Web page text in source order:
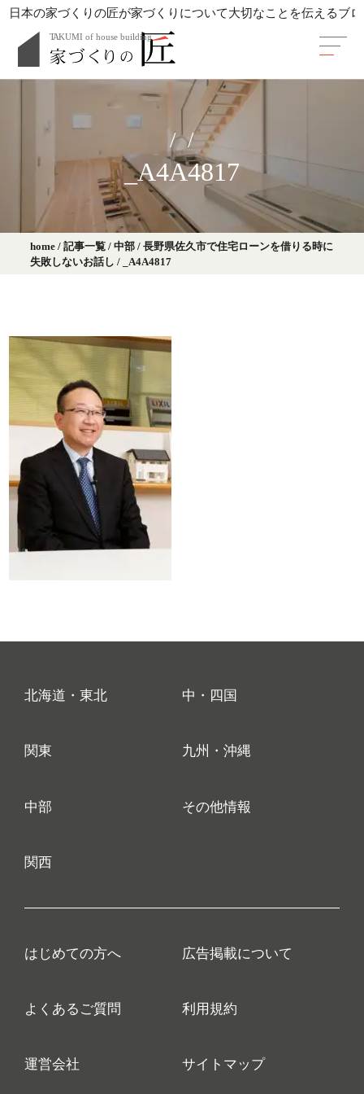
日本の家づくりの匠が家づくりについて大切なことを伝えるブ
_A4A4817
home/ 記事一覧/ 中部/ 長野県佐久市で住宅ローンを借りる時に
失敗しないお話し / _A4A4817
北海道・東北 中・四国
関東 九州・沖縄
中部 その他情報
関西
はじめての方へ 広告掲載について
よくあるご質問 利用規約
運営会社 サイトマップ